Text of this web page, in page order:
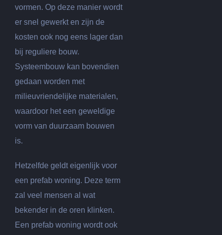
vormen. Op deze manier wordt
er snel gewerkt en zijn de
kosten ook nog eens lager dan
bij reguliere bouw.
Systeembouw kan bovendien
gedaan worden met
milieuvriendelijke materialen,
waardoor het een geweldige
vorm van duurzaam bouwen
is.
Hetzelfde geldt eigenlijk voor
een prefab woning. Deze term
zal veel mensen al wat
bekender in de oren klinken.
Een prefab woning wordt ook